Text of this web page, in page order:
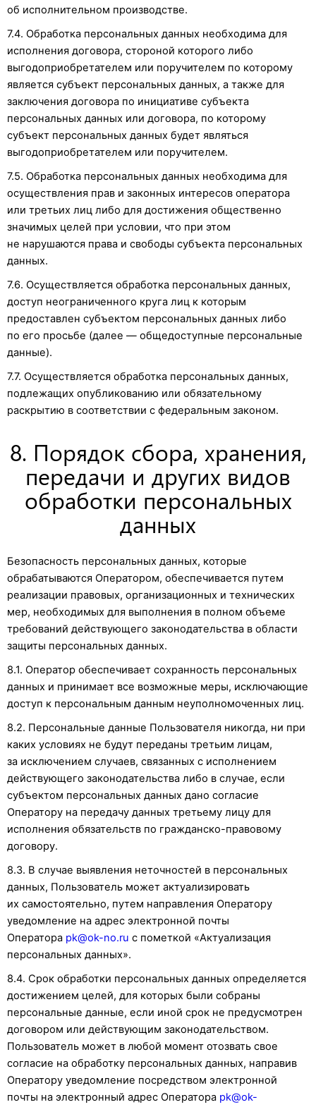
об исполнительном производстве.
7.4. Обработка персональных данных необходима для
исполнения договора, стороной которого либо
выгодоприобретателем или поручителем по которому
является субъект персональных данных, а также для
заключения договора по инициативе субъекта
персональных данных или договора, по которому
субъект персональных данных будет являться
выгодоприобретателем или поручителем.
7.5. Обработка персональных данных необходима для
осуществления прав и законных интересов оператора
или третьих лиц либо для достижения общественно
значимых целей при условии, что при этом
не нарушаются права и свободы субъекта персональных
данных.
7.6. Осуществляется обработка персональных данных,
доступ неограниченного круга лиц к которым
предоставлен субъектом персональных данных либо
по его просьбе (далее — общедоступные персональные
данные).
7.7. Осуществляется обработка персональных данных,
подлежащих опубликованию или обязательному
раскрытию в соответствии с федеральным законом.
8. Порядок сбора, хранения,
передачи и других видов
обработки персональных
данных
Безопасность персональных данных, которые
обрабатываются Оператором, обеспечивается путем
реализации правовых, организационных и технических
мер, необходимых для выполнения в полном объеме
требований действующего законодательства в области
защиты персональных данных.
8.1. Оператор обеспечивает сохранность персональных
данных и принимает все возможные меры, исключающие
доступ к персональным данным неуполномоченных лиц.
8.2. Персональные данные Пользователя никогда, ни при
каких условиях не будут переданы третьим лицам,
за исключением случаев, связанных с исполнением
действующего законодательства либо в случае, если
субъектом персональных данных дано согласие
Оператору на передачу данных третьему лицу для
исполнения обязательств по гражданско-правовому
договору.
8.3. В случае выявления неточностей в персональных
данных, Пользователь может актуализировать
их самостоятельно, путем направления Оператору
уведомление на адрес электронной почты
Оператора pk@ok-no.ru с пометкой «Актуализация
персональных данных».
8.4. Срок обработки персональных данных определяется
достижением целей, для которых были собраны
персональные данные, если иной срок не предусмотрен
договором или действующим законодательством.
Пользователь может в любой момент отозвать свое
согласие на обработку персональных данных, направив
Оператору уведомление посредством электронной
почты на электронный адрес Оператора pk@ok-